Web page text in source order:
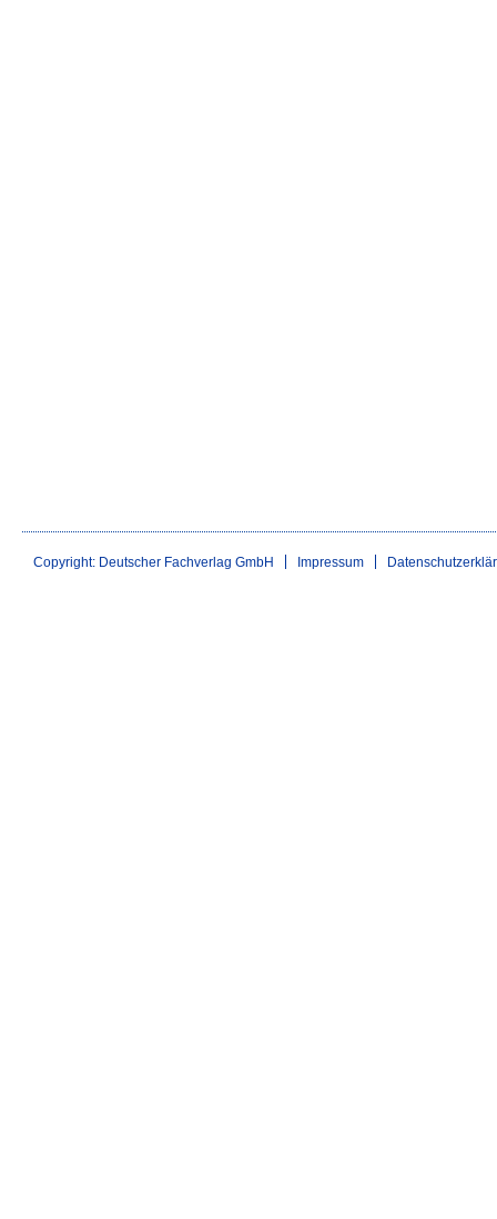
Copyright: Deutscher Fachverlag GmbH Impressum